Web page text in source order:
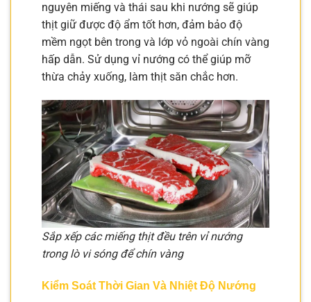
nguyên miếng và thái sau khi nướng sẽ giúp
thịt giữ được độ ẩm tốt hơn, đảm bảo độ
mềm ngọt bên trong và lớp vỏ ngoài chín vàng
hấp dẫn. Sử dụng vỉ nướng có thể giúp mỡ
thừa chảy xuống, làm thịt săn chắc hơn.
Sắp xếp các miếng thịt đều trên vỉ nướng
trong lò vi sóng để chín vàng
Kiểm Soát Thời Gian Và Nhiệt Độ Nướng